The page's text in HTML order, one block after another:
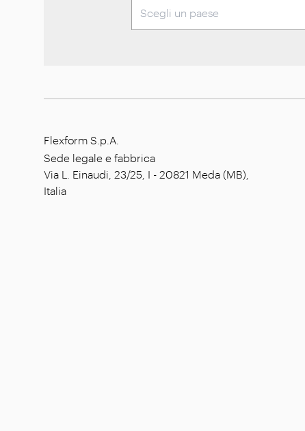
Flexform S.p.A.
Sede legale e fabbrica
Via L. Einaudi, 23/25, I - 20821 Meda (MB),
Italia